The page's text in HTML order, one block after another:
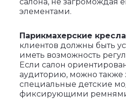
элементами.
Парикмахерские
клиентов должны быть
иметь возможность
Если салон
аудиторию, можно также
специальные детские
фиксирующими